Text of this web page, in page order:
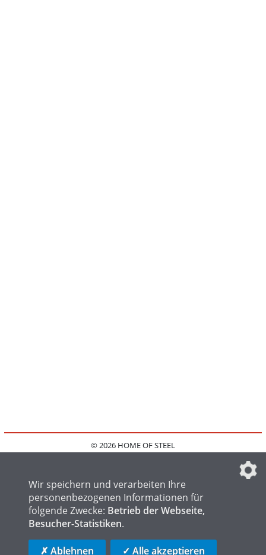
© 2026 HOME OF STEEL
IMPRESSUM
FAQ
DATENSCHUTZEINSTELLUNGEN
HOME OF LOGISTICS
Wir speichern und verarbeiten Ihre
personenbezogenen Informationen für
folgende Zwecke: Betrieb der Webseite,
Besucher-Statistiken.
✗ Ablehnen ✓ Alle akzeptieren